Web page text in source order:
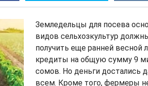
Земледельцы для посева
видов сельхозкультур
получить еще ранней весной
кредиты на общую сумму 9
сомов. Но деньги достались
всем. Кроме того, фермеры